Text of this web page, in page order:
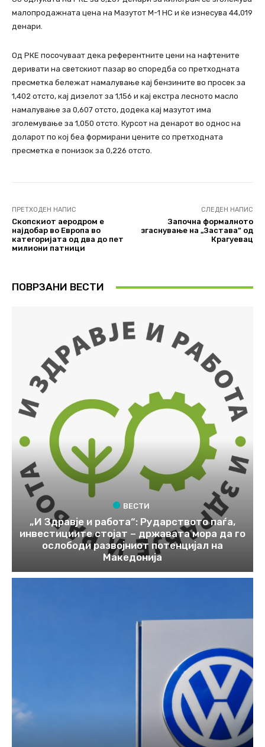
малопродажната цена на Мазутот М-1 НС и ќе изнесува 44,019
денари.
Од РКЕ посочуваат дека референтните цени на нафтените
деривати на светскиот пазар во споредба со претходната
пресметка бележат намалување кај бензините во просек за
1,402 отсто, кај дизелот за 1,156 и кај екстра лесното масло
намалување за 0,607 отсто, додека кај мазутот има
зголемување за 1,050 отсто. Курсот на денарот во однос на
доларот по кој беа формирани цените со претходната
пресметка е понизок за 0,226 отсто.
ПРЕТХОДЕН НАПИС
Скопскиот аеродром е
најдобар во Европа во
категоријата од два до пет
милиони патници
СЛЕДЕН НАПИС
Започна формалното
згаснување на „Застава“ од
Крагуевац
ПОВРЗАНИ ВЕСТИ
ВЕСТИ
„И Здравје и работа“: Рударството паѓа,
инвестициите стојат – државата мора да го
ослободи развојниот потенцијал на
Македонија